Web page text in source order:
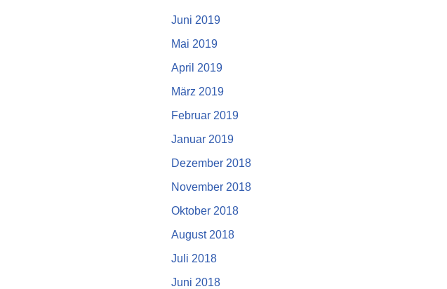
Juni 2019
Mai 2019
April 2019
März 2019
Februar 2019
Januar 2019
Dezember 2018
November 2018
Oktober 2018
August 2018
Juli 2018
Juni 2018